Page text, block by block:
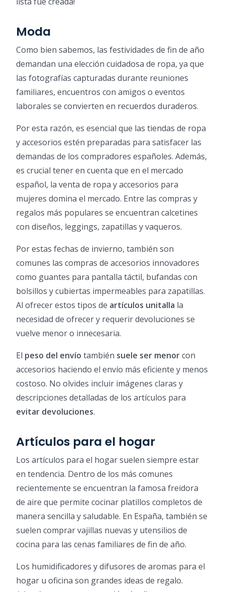
Moda
Como bien sabemos, las festividades de fin de año
demandan una elección cuidadosa de ropa, ya que
las fotografías capturadas durante reuniones
familiares, encuentros con amigos o eventos
laborales se convierten en recuerdos duraderos.
Por esta razón, es esencial que las tiendas de ropa
y accesorios estén preparadas para satisfacer las
demandas de los compradores españoles. Además,
es crucial tener en cuenta que en el mercado
español, la venta de ropa y accesorios para
mujeres domina el mercado. Entre las compras y
regalos más populares se encuentran calcetines
con diseños, leggings, zapatillas y vaqueros.
Por estas fechas de invierno, también son
comunes las compras de accesorios innovadores
como guantes para pantalla táctil, bufandas con
bolsillos y cubiertas impermeables para zapatillas.
Al ofrecer estos tipos de artículos unitalla la
necesidad de ofrecer y requerir devoluciones se
vuelve menor o innecesaria.
El peso del envío también suele ser menorcon
accesorios haciendo el envío más eficiente y menos
costoso. No olvides incluir imágenes claras y
descripciones detalladas de los artículos para
evitar devoluciones.
Artículos para el hogar
Los artículos para el hogar suelen siempre estar
en tendencia. Dentro de los más comunes
recientemente se encuentran la famosa freidora
de aire que permite cocinar platillos completos de
manera sencilla y saludable. En España, también se
suelen comprar vajillas nuevas y utensilios de
cocina para las cenas familiares de fin de año.
Los humidificadores y difusores de aromas para el
hogar u oficina son grandes ideas de regalo.